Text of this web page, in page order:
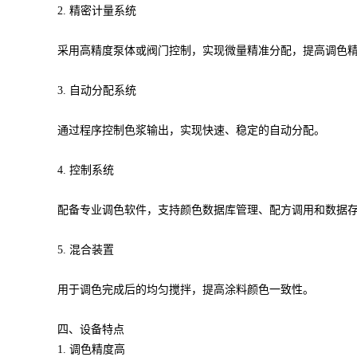
2. 精密计量系统
采用高精度泵体或阀门控制，实现微量精准分配，提高调色精
3. 自动分配系统
通过程序控制色浆输出，实现快速、稳定的自动分配。
4. 控制系统
配备专业调色软件，支持颜色数据库管理、配方调用和数据存
5. 混合装置
用于调色完成后的均匀搅拌，提高涂料颜色一致性。
四、设备特点
1. 调色精度高